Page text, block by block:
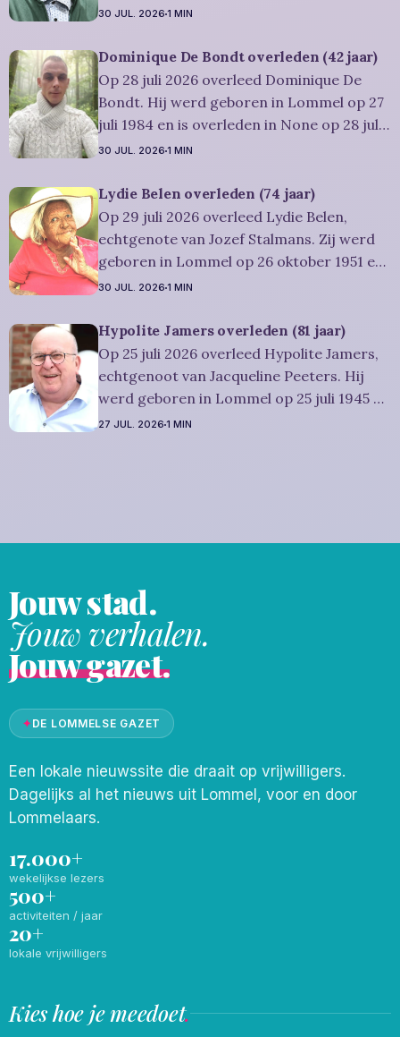
1941 en is overleden in Mol op 30 juli 2026.
jaar. Rouwbericht Dries-Hulsmans:
Plechtigheid: U wordt vriendelijk
uitgenodigd om samen met
30 JUL. 2026 1 MIN
Dominique De Bondt overleden (42 jaar)
Op 28 juli 2026 overleed Dominique De
Bondt. Hij werd geboren in Lommel op 27
juli 1984 en is overleden in None op 28 juli
2026. Hij was woonachtig in Lommel en
nemen afscheid van Dominique tijdens een
intieme plechtigheid, omringd door zijn
naaste
30 JUL. 2026 1 MIN
Lydie Belen overleden (74 jaar)
Op 29 juli 2026 overleed Lydie Belen,
echtgenote van Jozef Stalmans. Zij werd
geboren in Lommel op 26 oktober 1951 en
is overleden in Leopoldsburg op 29 juli
en werd 74 jaar. Rouwbericht Dries-
Hulsmans: Het afscheid, waartoe u
vriendelijk wordt uitgenodigd, zal
plaatsvinden
30 JUL. 2026 1 MIN
Hypolite Jamers overleden (81 jaar)
Op 25 juli 2026 overleed Hypolite Jamers,
echtgenoot van Jacqueline Peeters. Hij
werd geboren in Lommel op 25 juli 1945 en
is overleden in Eksel op 25 juli 2026. Hij
27 JUL. 2026 1 MIN
Jouw stad.
Jouw verhalen.
Jouw gazet.
✦DE LOMMELSE GAZET
Een lokale nieuwssite die draait op vrijwilligers.
Dagelijks al het nieuws uit Lommel, voor en door
Lommelaars.
17.000+
wekelijkse lezers
500+
activiteiten / jaar
20+
lokale vrijwilligers
Kies hoe je meedoet.